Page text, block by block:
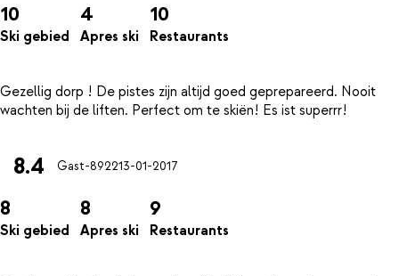
10
Ski gebied
4
Apres ski
10
Restaurants
Gezellig dorp ! De pistes zijn altijd goed geprepareerd. Nooit
8.4 Gast-892213-01-2017
8
Ski gebied
8
Apres ski
9
Restaurants